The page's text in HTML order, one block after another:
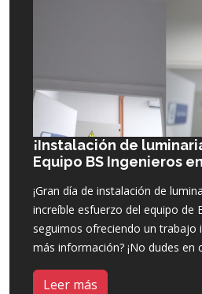
¡Instalación de
Equipo BS Ingenieros
¡Gran día de instalación de
increíble esfuerzo del equipo de
seguimos ofreciendo un trabajo
más información? ¡No dudes en
Leer más